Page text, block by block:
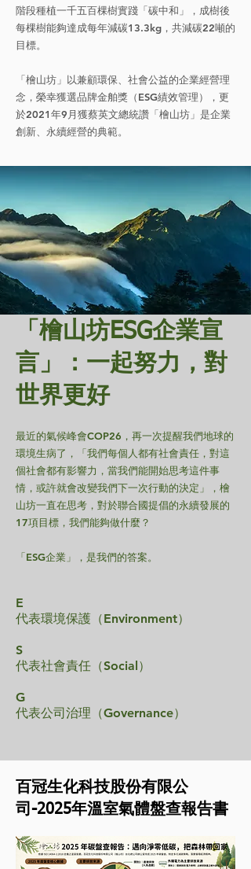
階段種植一千五百棵樹實踐「碳中和」，成樹後
每棵樹能夠達成每年減碳13.3kg，共減碳22噸的
目標。
「檜山坊」以兼顧環保、社會公益的企業經營理
念，榮幸獲選品牌金舶獎（ESG績效管理），更
於2021年9月獲蔡英文總統讚「檜山坊」是企業
創新、永續經營的典範。
「檜山坊ESG企業宣
言」：一起努力，對
世界更好
最近的氣候峰會COP26，再一次提醒我們地球的
環境生病了，「我們每個人都有社會責任，對這
個社會都有影響力，當我們能開始思考這件事
情，或許就會改變我們下一次行動的決定」，檜
山坊一直在思考，對於聯合國提倡的永續發展的
17項目標，我們能夠做什麼？
「ESG企業」，是我們的答案。
E
代表環境保護（Environment）
S
代表社會責任（Social）
G
代表公司治理（Governance）
百冠生化科技股份有限公
司-2025年溫室氣體盤查報告書